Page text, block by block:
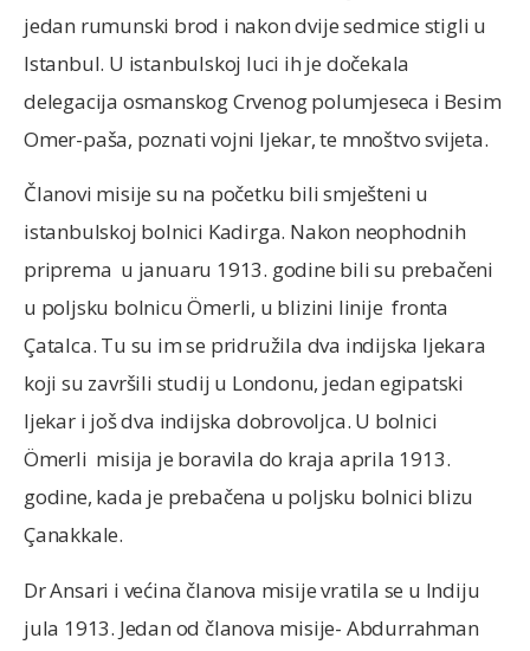
jedan rumunski brod i nakon dvije sedmice stigli u
Istanbul. U istanbulskoj luci ih je dočekala
delegacija osmanskog Crvenog polumjeseca i Besim
Omer-paša, poznati vojni ljekar, te mnoštvo svijeta.
Članovi misije su na početku bili smješteni u
istanbulskoj bolnici Kadirga. Nakon neophodnih
priprema u januaru 1913. godine bili su prebačeni
u poljsku bolnicu Ömerli, u blizini linije fronta
Çatalca. Tu su im se pridružila dva indijska ljekara
koji su završili studij u Londonu, jedan egipatski
ljekar i još dva indijska dobrovoljca. U bolnici
Ömerli misija je boravila do kraja aprila 1913.
godine, kada je prebačena u poljsku bolnici blizu
Çanakkale.
Dr Ansari i većina članova misije vratila se u Indiju
jula 1913. Jedan od članova misije- Abdurrahman